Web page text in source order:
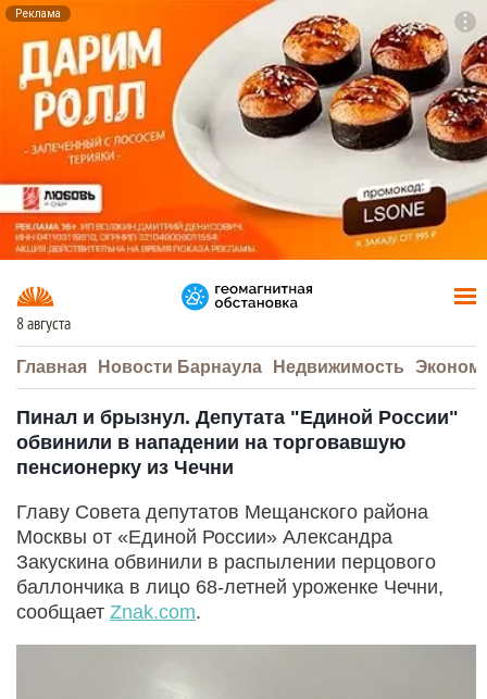
Реклама
8 августа
Главная Новости Барнаула Недвижимость
Пинал и брызнул. Депутата "Единой России"
обвинили в нападении на торговавшую
пенсионерку из Чечни
Главу Совета депутатов Мещанского района
Москвы от «Единой России» Александра
Закускина обвинили в распылении перцового
баллончика в лицо 68-летней уроженке Чечни,
сообщает Znak.com.